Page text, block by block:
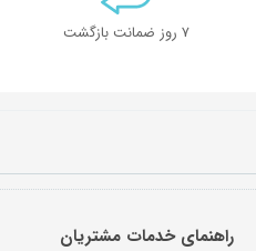
۷ روز ضمانت بازگشت
راهنمای خدمات مشتریان